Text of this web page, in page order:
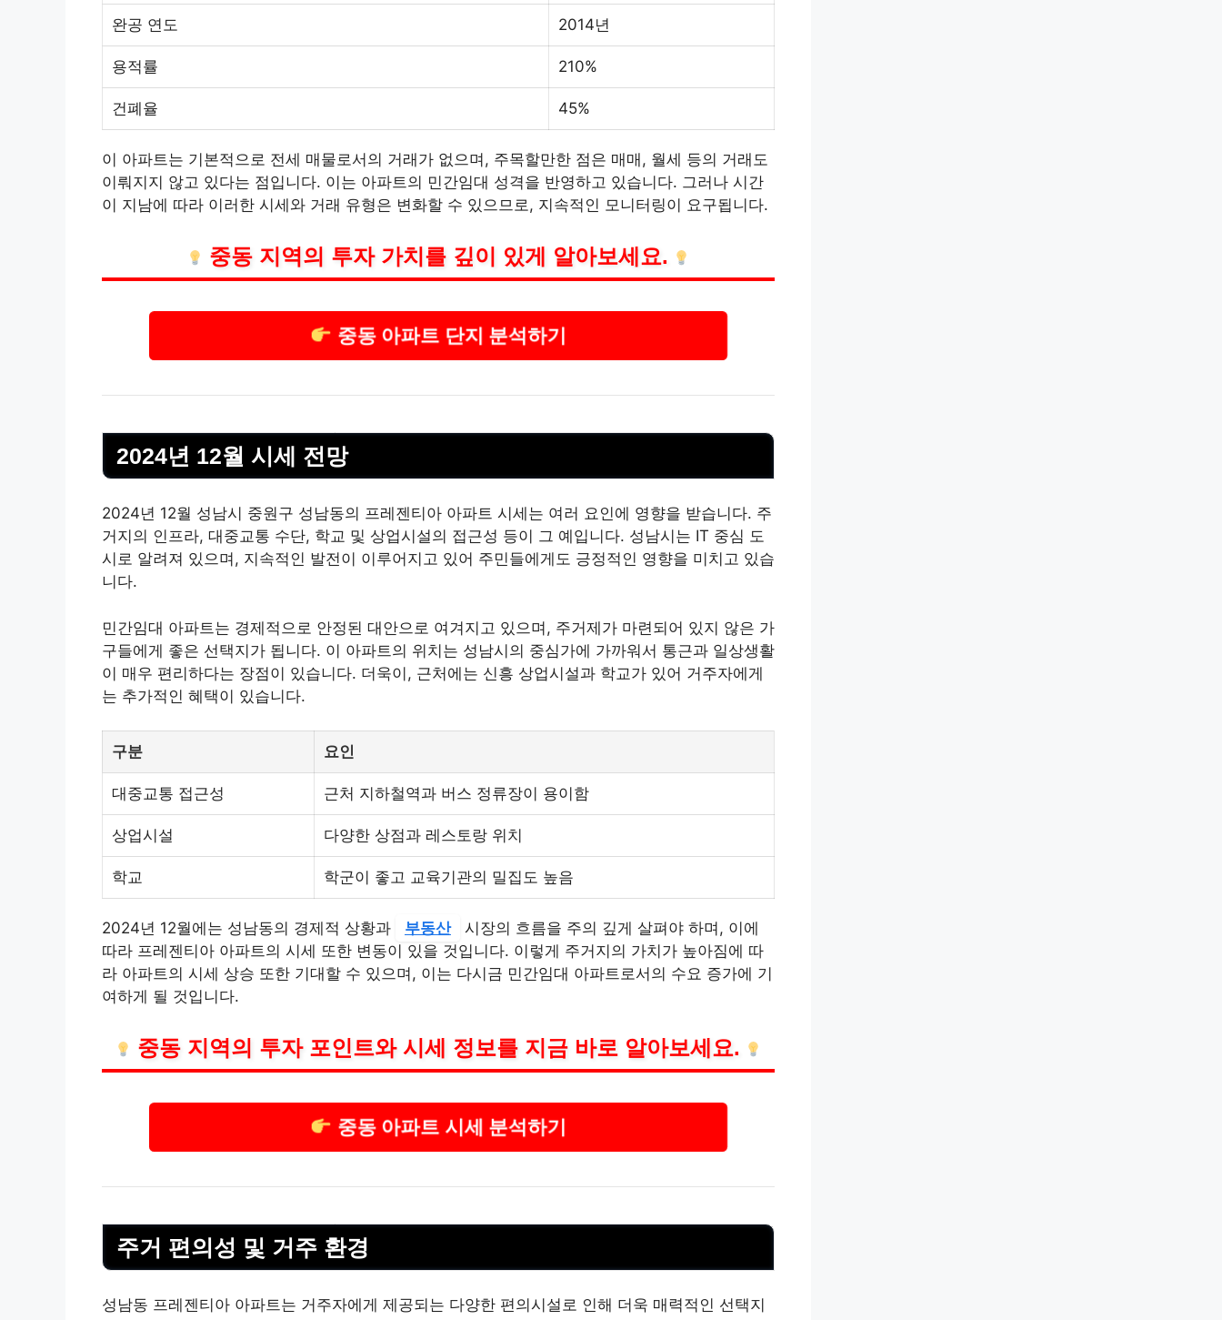
완공 연도 2014년
용적률 210%
건폐율 45%
이 아파트는 기본적으로 전세 매물로서의 거래가 없으며, 주목할만한 점은 매매, 월세 등의 거래도
이뤄지지 않고 있다는 점입니다. 이는 아파트의 민간임대 성격을 반영하고 있습니다. 그러나 시간
이 지남에 따라 이러한 시세와 거래 유형은 변화할 수 있으므로, 지속적인 모니터링이 요구됩니다.
중동 지역의 투자 가치를 깊이 있게 알아보세요.
중동 아파트 단지 분석하기
2024년 12월 시세 전망
2024년 12월 성남시 중원구 성남동의 프레젠티아 아파트 시세는 여러 요인에 영향을 받습니다. 주
거지의 인프라, 대중교통 수단, 학교 및 상업시설의 접근성 등이 그 예입니다. 성남시는 IT 중심 도
시로 알려져 있으며, 지속적인 발전이 이루어지고 있어 주민들에게도 긍정적인 영향을 미치고 있습
니다.
민간임대 아파트는 경제적으로 안정된 대안으로 여겨지고 있으며, 주거제가 마련되어 있지 않은 가
구들에게 좋은 선택지가 됩니다. 이 아파트의 위치는 성남시의 중심가에 가까워서 통근과 일상생활
이 매우 편리하다는 장점이 있습니다. 더욱이, 근처에는 신흥 상업시설과 학교가 있어 거주자에게
는 추가적인 혜택이 있습니다.
구분 요인
대중교통 접근성 근처 지하철역과 버스 정류장이 용이함
상업시설 다양한 상점과 레스토랑 위치
학교 학군이 좋고 교육기관의 밀집도 높음
2024년 12월에는 성남동의 경제적 상황과 부동산
시장의 흐름을 주의 깊게 살펴야 하며, 이에
따라 프레젠티아 아파트의 시세 또한 변동이 있을 것입니다. 이렇게 주거지의 가치가 높아짐에 따
라 아파트의 시세 상승 또한 기대할 수 있으며, 이는 다시금 민간임대 아파트로서의 수요 증가에 기
여하게 될 것입니다.
중동 지역의 투자 포인트와 시세 정보를 지금 바로 알아보세요.
중동 아파트 시세 분석하기
주거 편의성 및 거주 환경
성남동 프레젠티아 아파트는 거주자에게 제공되는 다양한 편의시설로 인해 더욱 매력적인 선택지